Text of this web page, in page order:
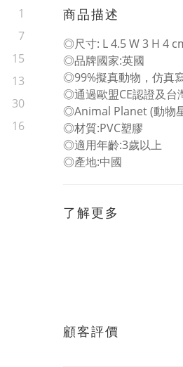
1
7
15
13
30
16
商品描述
◎尺寸: L 4.5 W 3 H 4
◎品牌國家:英國
◎99%擬真動物，仿真
◎通過歐盟CE認證及台
◎Animal Planet (動物
◎材質:PVC塑膠
◎適用年齡:3歲以上
◎產地:中國
了解更多
顧客評價